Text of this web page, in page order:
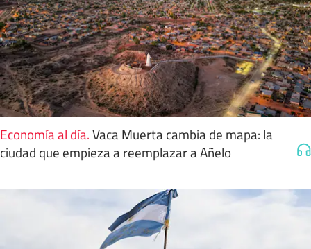
Economía al día.Vaca Muerta cambia de mapa: la
ciudad que empieza a reemplazar a Añelo